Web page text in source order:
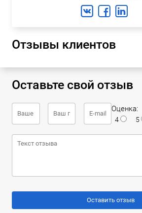
Отзывы клиентов
Оставьте свой отзыв
Оценка:
4
5